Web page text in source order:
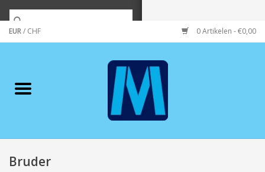
EUR/ CHF 0 Artikelen - €0,00
Merken
Wonen/koken/huishouden
Bruder